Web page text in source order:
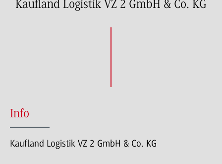
Kaufland Logistik VZ 2 GmbH & Co. KG
Info
Kaufland Logistik VZ 2 GmbH & Co. KG